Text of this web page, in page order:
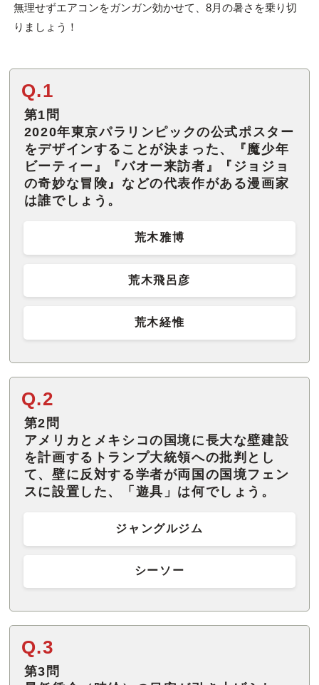
無理せずエアコンをガンガン効かせて、8月の暑さを乗り切
りましょう！
Q.1
第1問
2020年東京パラリンピックの公式ポスター
をデザインすることが決まった、『魔少年
ビーティー』『バオー来訪者』『ジョジョ
の奇妙な冒険』などの代表作がある漫画家
は誰でしょう。
荒木雅博
荒木飛呂彦
荒木経惟
Q.2
第2問
アメリカとメキシコの国境に長大な壁建設
を計画するトランプ大統領への批判とし
て、壁に反対する学者が両国の国境フェン
スに設置した、「遊具」は何でしょう。
ジャングルジム
シーソー
Q.3
第3問